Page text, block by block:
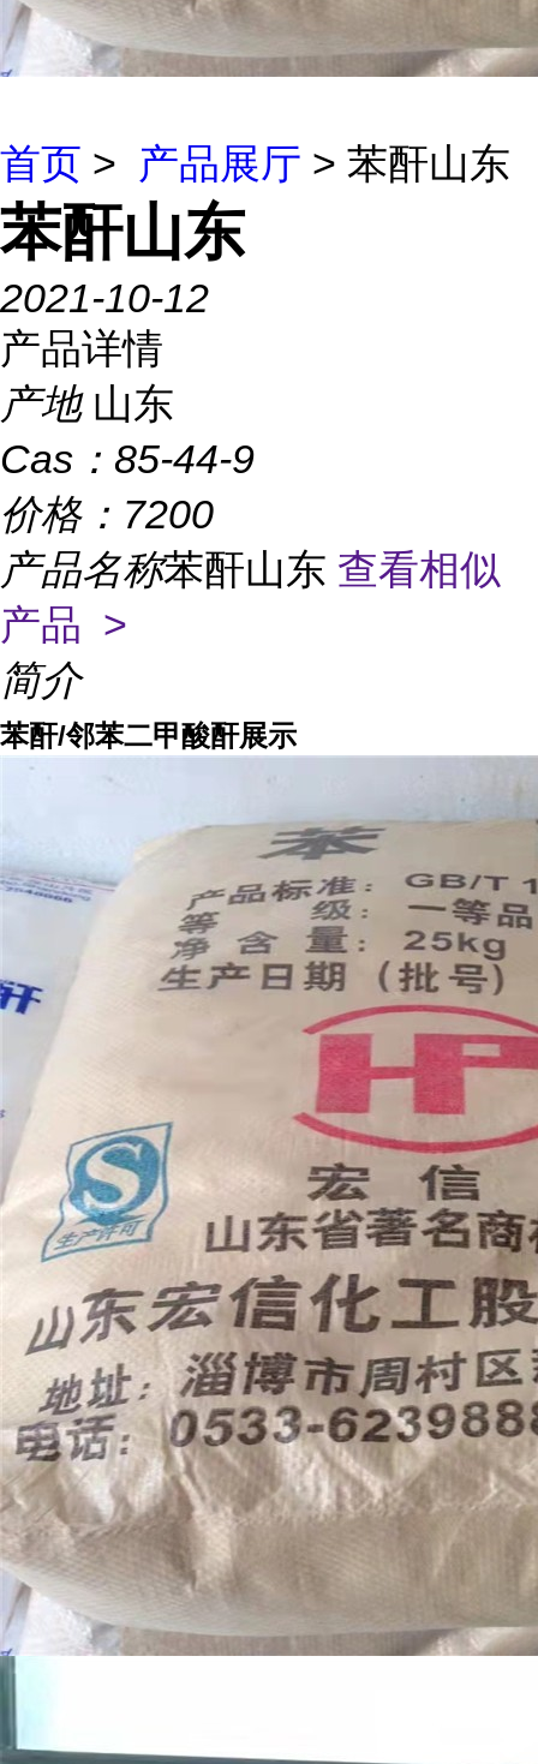
首页 > 产品展厅 > 苯酐山东
苯酐山东
2021-10-12
产品详情
产地 山东
Cas： 85-44-9
价格： 7200
产品名称苯酐山东 查看相似
产品 >
简介
苯酐/邻苯二甲酸酐展示